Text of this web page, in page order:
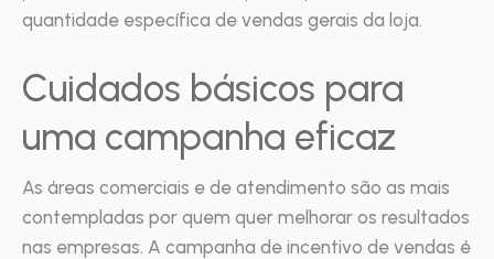
quantidade específica de vendas gerais da loja.
Cuidados básicos para
uma campanha eficaz
As áreas comerciais e de atendimento são as mais
contempladas por quem quer melhorar os resultados
nas empresas. A campanha de incentivo de vendas é